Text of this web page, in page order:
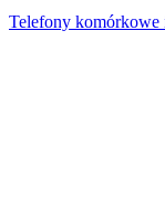
Telefony komórkowe